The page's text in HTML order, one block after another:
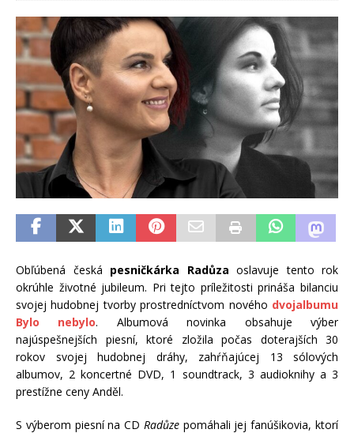
Obľúbená česká pesničkárka Radůza oslavuje tento rok
okrúhle životné jubileum. Pri tejto príležitosti prináša bilanciu
svojej hudobnej tvorby prostredníctvom nového dvojalbumu
Bylo nebylo. Albumová novinka obsahuje výber
najúspešnejších piesní, ktoré zložila počas doterajších 30
rokov svojej hudobnej dráhy, zahŕňajúcej 13 sólových
albumov, 2 koncertné DVD, 1 soundtrack, 3 audioknihy a 3
prestížne ceny Anděl.
S výberom piesní na CD Radůzepomáhali jej fanúšikovia, ktorí